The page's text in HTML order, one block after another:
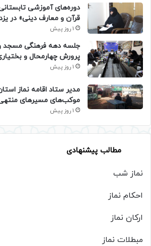
دوره‌های آموزشی
قرآن و معارف دینی» در
1 روز پیش
جلسه دهه فرهنگی مسجد
پرورش چهارمحال و
1 روز پیش
مدیر ستاد اقامه نماز
موکب‌های مسیرهای منتهی
1 روز پیش
مطالب پیشنهادی
نماز شب
احکام نماز
ارکان نماز
مبطلات نماز